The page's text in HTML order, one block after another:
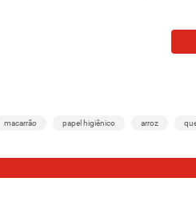
ideais para carregar na bolsa ou
macarrão papel higiênico arroz